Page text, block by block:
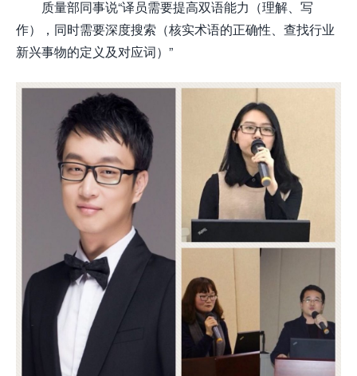
质量部同事说“译员需要提高双语能力（理解、写
作），同时需要深度搜索（核实术语的正确性、查找行业
新兴事物的定义及对应词）”